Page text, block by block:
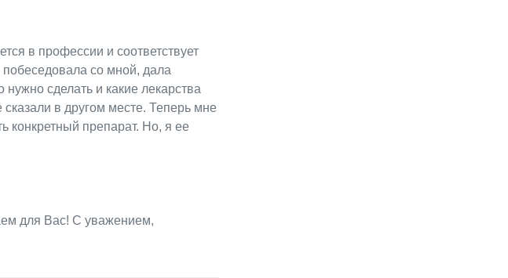
в профессии и соответствует
со мной, дала
сделать и какие лекарства
в другом месте. Теперь мне
конкретный препарат. Но, я ее
для Вас! С уважением,